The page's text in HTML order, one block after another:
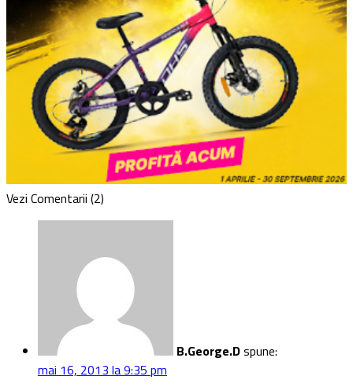
Vezi Comentarii (2)
B.George.Dspune:
mai 16, 2013 la 9:35 pm